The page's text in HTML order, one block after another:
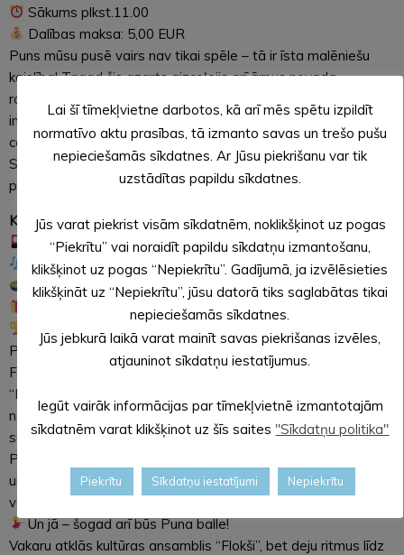
Sākums plkst.11.00
Dalības maksa: 5,00 EUR
Puns mūsu pusē vairs nav tikai spēle – tā ir īsta malēniešu
kaislība! Tagad šis azarts aizceļojis arī ārpus novada
robežām. Tāpēc 6. jūniiā plkst.11.00 aicinām Puna draugus un
interesentus uz Puna spēles festivālu Alūksnes Kultūras
centrā!
Sava dalība pasākumā jāpiesaka līdz 3. jūnijam, rakstot uz e-
pastu: jaunlaicenesmuzejs@aluksne.lv vai tālruni 29356277.
Kas sagaidāms?
Spēlēsim Punu
Baudīsim dziesmas un dejas
Cienāsimies ar gardām maltītēm
Piedzīvosim pārsteigumus
izcīnīsim skaistas balvas no keramikas meistara Uģa
Puzuļa
Festivāla dalībniekus iepriecinās arī jaunākais izdevums
“Puna Vēstis” Nr. 3, kurā atradīsiet sezonas spilgtākos
notikumus, karstākās ziņas un jaunās 2026./2027. gada
sezonas spēļu grafiku.
Par gardēžu cienīgu maltīti rūpēsies šefpavāru duets Anita
un Toms, kuri sola īstus garšu svētkus un enerģiju lustīgai
vakara ballei.
Un jā – šogad arī būs Puna balle!
Vakaru atklās kultūras ansamblis “Flokši”, bet deju ritmus līdz
Lai šī tīmekļvietne darbotos, kā arī mēs spētu izpildīt
normatīvo aktu prasības, tā izmanto savas un trešo pušu
nepieciešamās sīkdatnes. Ar Jūsu piekrišanu var tik
uzstādītas papildu sīkdatnes.
Jūs varat piekrist visām sīkdatnēm, noklikšķinot uz pogas
“Piekrītu” vai noraidīt papildu sīkdatņu izmantošanu,
klikšķinot uz pogas “Nepiekrītu”. Gadījumā, ja izvēlēsieties
klikšķināt uz “Nepiekrītu”, jūsu datorā tiks saglabātas tikai
nepieciešamās sīkdatnes.
Jūs jebkurā laikā varat mainīt savas piekrišanas izvēles,
atjauninot sīkdatņu iestatījumus.
Iegūt vairāk informācijas par tīmekļvietnē izmantotajām
sīkdatnēm varat klikšķinot uz šīs saites "Sīkdatņu politika"
Piekrītu Sīkdatņu iestatījumi Nepiekrītu